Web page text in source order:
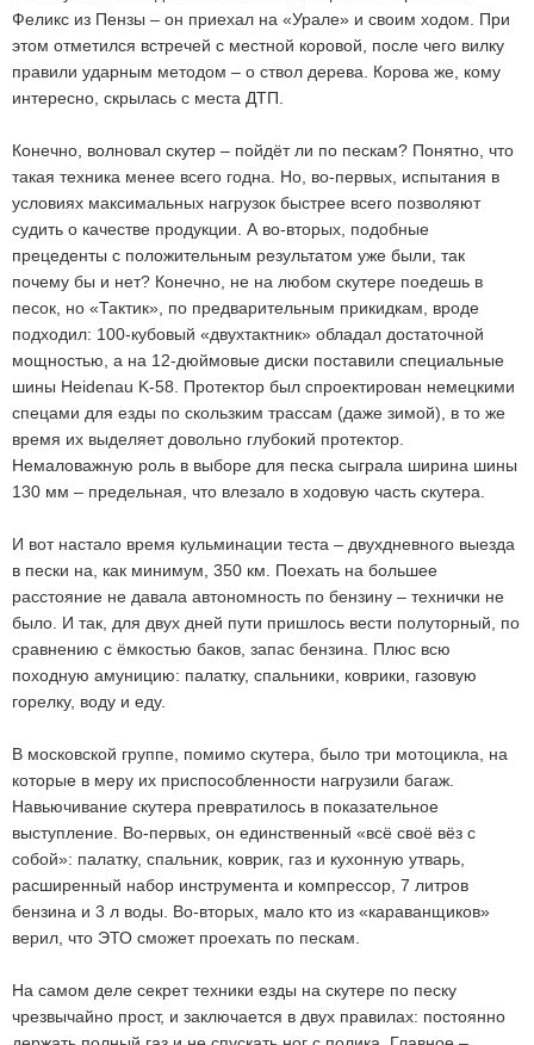
Феликс из Пензы – он приехал на «Урале» и своим ходом. При
этом отметился встречей с местной коровой, после чего вилку
правили ударным методом – о ствол дерева. Корова же, кому
интересно, скрылась с места ДТП.
Конечно, волновал скутер – пойдёт ли по пескам? Понятно, что
такая техника менее всего годна. Но, во-первых, испытания в
условиях максимальных нагрузок быстрее всего позволяют
судить о качестве продукции. А во-вторых, подобные
прецеденты с положительным результатом уже были, так
почему бы и нет? Конечно, не на любом скутере поедешь в
песок, но «Тактик», по предварительным прикидкам, вроде
подходил: 100-кубовый «двухтактник» обладал достаточной
мощностью, а на 12-дюймовые диски поставили специальные
шины Heidenau K-58. Протектор был спроектирован немецкими
спецами для езды по скользким трассам (даже зимой), в то же
время их выделяет довольно глубокий протектор.
Немаловажную роль в выборе для песка сыграла ширина шины
130 мм – предельная, что влезало в ходовую часть скутера.
И вот настало время кульминации теста – двухдневного выезда
в пески на, как минимум, 350 км. Поехать на большее
расстояние не давала автономность по бензину – технички не
было. И так, для двух дней пути пришлось вести полуторный, по
сравнению с ёмкостью баков, запас бензина. Плюс всю
походную амуницию: палатку, спальники, коврики, газовую
горелку, воду и еду.
В московской группе, помимо скутера, было три мотоцикла, на
которые в меру их приспособленности нагрузили багаж.
Навьючивание скутера превратилось в показательное
выступление. Во-первых, он единственный «всё своё вёз с
собой»: палатку, спальник, коврик, газ и кухонную утварь,
расширенный набор инструмента и компрессор, 7 литров
бензина и 3 л воды. Во-вторых, мало кто из «караванщиков»
верил, что ЭТО сможет проехать по пескам.
На самом деле секрет техники езды на скутере по песку
чрезвычайно прост, и заключается в двух правилах: постоянно